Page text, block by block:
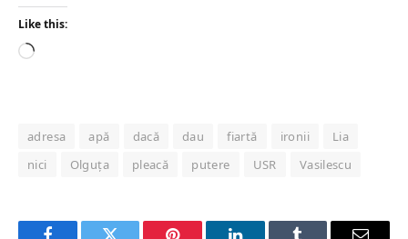
Like this:
Loading…
adresa apă dacă dau fiartă ironii
Lia
nici
Olguța pleacă putere USR Vasilescu